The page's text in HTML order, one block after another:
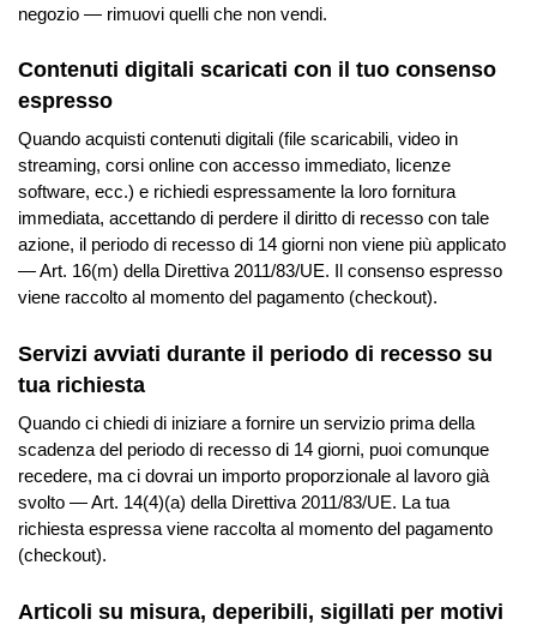
negozio — rimuovi quelli che non vendi.
Contenuti digitali scaricati con il tuo consenso
espresso
Quando acquisti contenuti digitali (file scaricabili, video in
streaming, corsi online con accesso immediato, licenze
software, ecc.) e richiedi espressamente la loro fornitura
immediata, accettando di perdere il diritto di recesso con tale
azione, il periodo di recesso di 14 giorni non viene più applicato
— Art. 16(m) della Direttiva 2011/83/UE. Il consenso espresso
viene raccolto al momento del pagamento (checkout).
Servizi avviati durante il periodo di recesso su
tua richiesta
Quando ci chiedi di iniziare a fornire un servizio prima della
scadenza del periodo di recesso di 14 giorni, puoi comunque
recedere, ma ci dovrai un importo proporzionale al lavoro già
svolto — Art. 14(4)(a) della Direttiva 2011/83/UE. La tua
richiesta espressa viene raccolta al momento del pagamento
(checkout).
Articoli su misura, deperibili, sigillati per motivi